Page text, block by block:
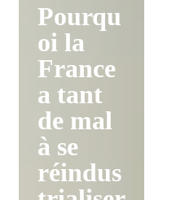
Pourqu
oi la
France
a tant
de mal
à se
réindus